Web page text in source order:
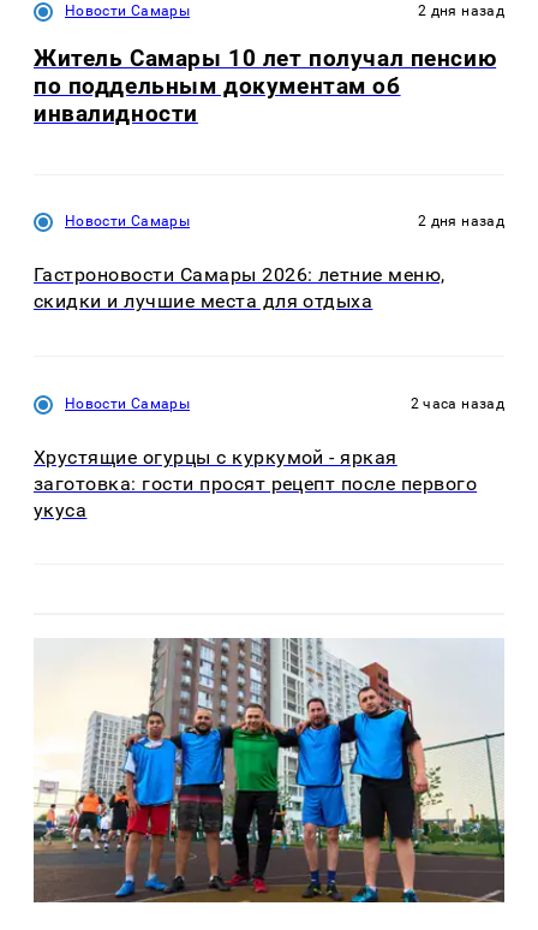
Новости Самары 2 дня назад
Житель Самары 10 лет получал пенсию
по поддельным документам об
инвалидности
Новости Самары 2 дня назад
Гастроновости Самары 2026: летние меню,
скидки и лучшие места для отдыха
Новости Самары 2 часа назад
Хрустящие огурцы с куркумой - яркая
заготовка: гости просят рецепт после первого
укуса